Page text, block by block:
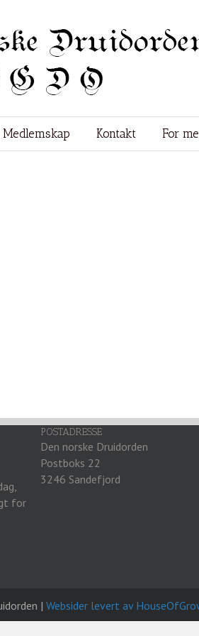
Medlemskap Kontakt For
for
POSTADRESSE
Den norske Druidorden
Postboks 22
3246 Sandefjord
| Websider levert av